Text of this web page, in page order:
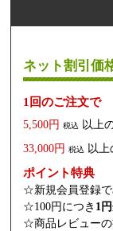
ネット割引価
1回のご注文で
5,500円 税込 以上
33,000円 税込 以上
ポイント特典
☆新規会員登録で
☆100円につき 1
☆商品レビュー